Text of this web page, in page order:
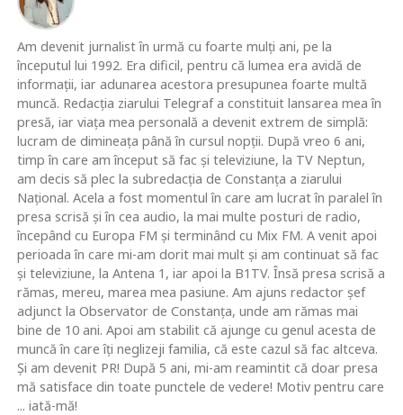
Am devenit jurnalist în urmă cu foarte mulţi ani, pe la
începutul lui 1992. Era dificil, pentru că lumea era avidă de
informaţii, iar adunarea acestora presupunea foarte multă
muncă. Redacţia ziarului Telegraf a constituit lansarea mea în
presă, iar viaţa mea personală a devenit extrem de simplă:
lucram de dimineaţa până în cursul nopţii. După vreo 6 ani,
timp în care am început să fac şi televiziune, la TV Neptun,
am decis să plec la subredacţia de Constanţa a ziarului
Naţional. Acela a fost momentul în care am lucrat în paralel în
presa scrisă şi în cea audio, la mai multe posturi de radio,
începând cu Europa FM şi terminând cu Mix FM. A venit apoi
perioada în care mi-am dorit mai mult şi am continuat să fac
şi televiziune, la Antena 1, iar apoi la B1TV. Însă presa scrisă a
rămas, mereu, marea mea pasiune. Am ajuns redactor şef
adjunct la Observator de Constanţa, unde am rămas mai
bine de 10 ani. Apoi am stabilit că ajunge cu genul acesta de
muncă în care îţi neglizeji familia, că este cazul să fac altceva.
Şi am devenit PR! După 5 ani, mi-am reamintit că doar presa
mă satisface din toate punctele de vedere! Motiv pentru care
... iată-mă!